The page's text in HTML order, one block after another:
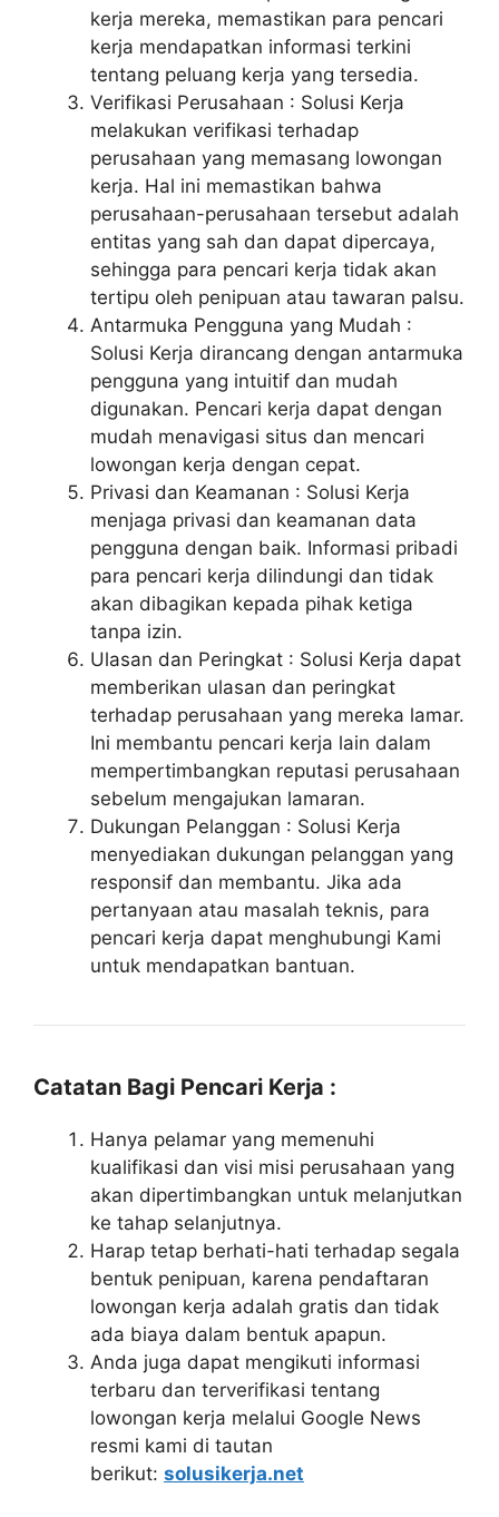
kerja mereka, memastikan para pencari
kerja mendapatkan informasi terkini
tentang peluang kerja yang tersedia.
Verifikasi Perusahaan : Solusi Kerja
melakukan verifikasi terhadap
perusahaan yang memasang lowongan
kerja. Hal ini memastikan bahwa
perusahaan-perusahaan tersebut adalah
entitas yang sah dan dapat dipercaya,
sehingga para pencari kerja tidak akan
tertipu oleh penipuan atau tawaran palsu.
Antarmuka Pengguna yang Mudah :
Solusi Kerja dirancang dengan antarmuka
pengguna yang intuitif dan mudah
digunakan. Pencari kerja dapat dengan
mudah menavigasi situs dan mencari
lowongan kerja dengan cepat.
Privasi dan Keamanan : Solusi Kerja
menjaga privasi dan keamanan data
pengguna dengan baik. Informasi pribadi
para pencari kerja dilindungi dan tidak
akan dibagikan kepada pihak ketiga
tanpa izin.
Ulasan dan Peringkat : Solusi Kerja dapat
memberikan ulasan dan peringkat
terhadap perusahaan yang mereka lamar.
Ini membantu pencari kerja lain dalam
mempertimbangkan reputasi perusahaan
sebelum mengajukan lamaran.
Dukungan Pelanggan : Solusi Kerja
menyediakan dukungan pelanggan yang
responsif dan membantu. Jika ada
pertanyaan atau masalah teknis, para
pencari kerja dapat menghubungi Kami
untuk mendapatkan bantuan.
Catatan Bagi Pencari Kerja :
Hanya pelamar yang memenuhi
kualifikasi dan visi misi perusahaan yang
akan dipertimbangkan untuk melanjutkan
ke tahap selanjutnya.
Harap tetap berhati-hati terhadap segala
bentuk penipuan, karena pendaftaran
lowongan kerja adalah gratis dan tidak
ada biaya dalam bentuk apapun.
Anda juga dapat mengikuti informasi
terbaru dan terverifikasi tentang
lowongan kerja melalui Google News
resmi kami di tautan
berikut: solusikerja.net